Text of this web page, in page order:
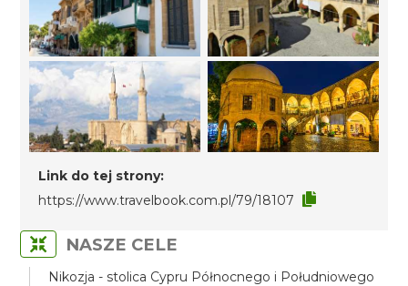
Link do tej strony:
https://www.travelbook.com.pl/79/18107
NASZE CELE
Nikozja - stolica Cypru Północnego i Południowego